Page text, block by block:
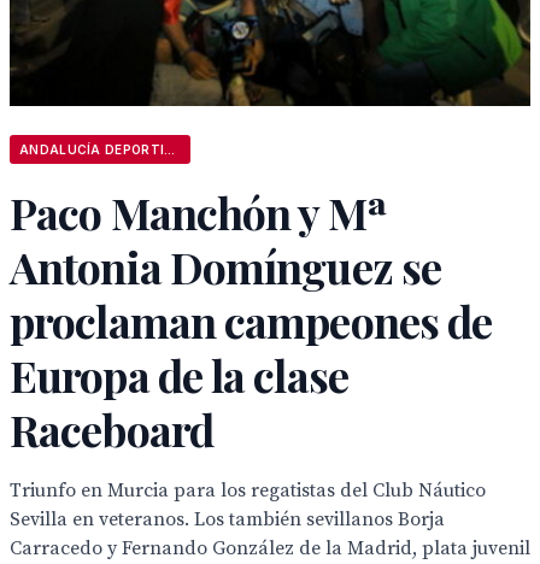
Paco Manchón y Mª
Antonia Domínguez se
proclaman campeones de
Europa de la clase
Raceboard
Triunfo en Murcia para los regatistas del Club Náutico
Sevilla en veteranos. Los también sevillanos Borja
Carracedo y Fernando González de la Madrid, plata juvenil